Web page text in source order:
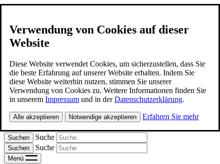
Verwendung von Cookies auf dieser
Website
Diese Website verwendet Cookies, um sicherzustellen, dass Sie
die beste Erfahrung auf unserer Website erhalten. Indem Sie
diese Website weiterhin nutzen, stimmen Sie unserer
Verwendung von Cookies zu. Weitere Informationen finden Sie
in unserem Impressum und in derDatenschutzerklärung.
Alle akzeptieren Notwendige akzeptieren Erfahren Sie mehr
Kontakt
Deutsch
Spanish
Portugues
Suche
Suche
Menü